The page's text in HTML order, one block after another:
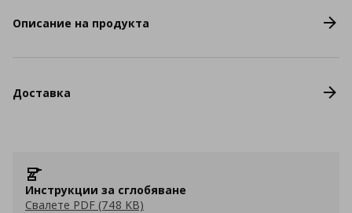
Описание на продукта
Доставка
Инструкции за сглобяване
Свалете PDF (748 KB)